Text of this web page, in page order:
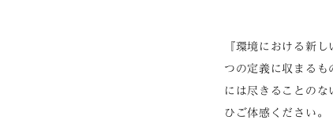
『環境における新
つの定義に収まるも
には尽きることの
ひご体感ください。